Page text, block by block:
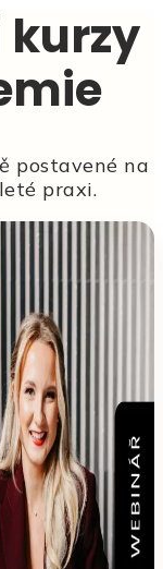
kurzy
postavené na
praxi.